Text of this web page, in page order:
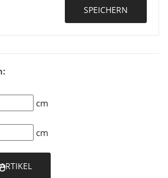
SPEICHERN
cm
cm